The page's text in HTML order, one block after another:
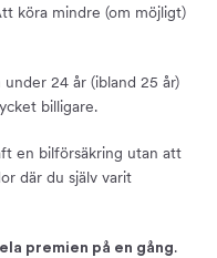
köra mindre (om möjligt)
24 år (ibland 25 år)
billigare.
en bilförsäkring utan att
där du själv varit
premien på en gång.